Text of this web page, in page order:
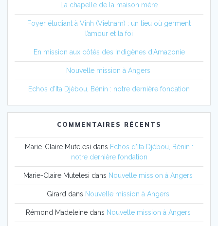
La chapelle de la maison mère
Foyer étudiant à Vinh (Vietnam) : un lieu où germent
l’amour et la foi
En mission aux côtés des Indigènes d’Amazonie
Nouvelle mission à Angers
Echos d’Ita Djèbou, Bénin : notre dernière fondation
COMMENTAIRES RÉCENTS
Marie-Claire Mutelesi dans Echos d’Ita Djèbou, Bénin :
notre dernière fondation
Marie-Claire Mutelesi dans Nouvelle mission à Angers
Girard dans Nouvelle mission à Angers
Rémond Madeleinedans Nouvelle mission à Angers